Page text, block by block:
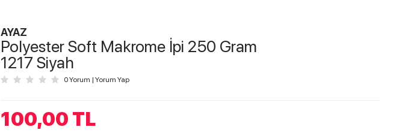
AYAZ
Polyester Soft Makrome İpi 250 Gram
1217 Siyah
0 Yorum | Yorum Yap
100,00 TL